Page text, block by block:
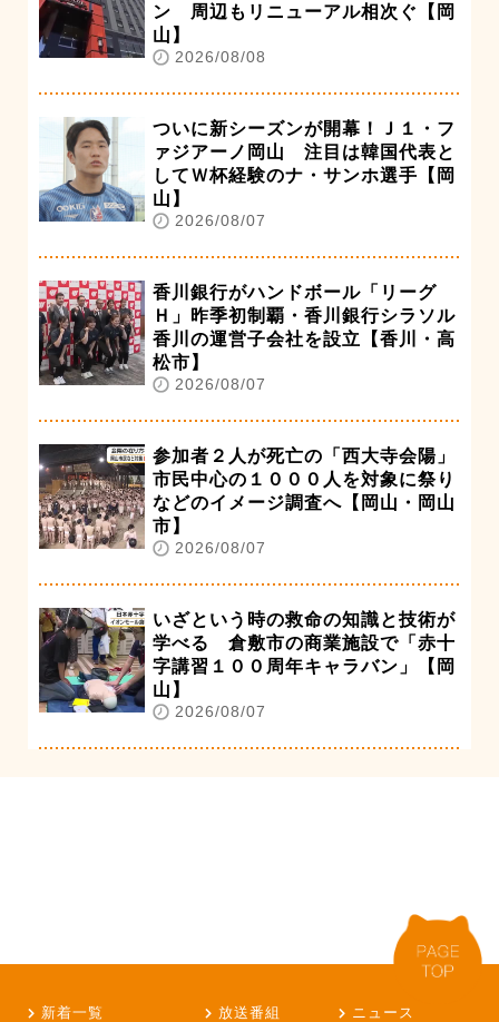
ン 周辺もリニューアル相次ぐ【岡
山】
2026/08/08
ついに新シーズンが開幕！Ｊ１・フ
ァジアーノ岡山 注目は韓国代表と
してＷ杯経験のナ・サンホ選手【岡
山】
2026/08/07
香川銀行がハンドボール「リーグ
Ｈ」昨季初制覇・香川銀行シラソル
香川の運営子会社を設立【香川・高
松市】
2026/08/07
参加者２人が死亡の「西大寺会陽」
市民中心の１０００人を対象に祭り
などのイメージ調査へ【岡山・岡山
市】
2026/08/07
いざという時の救命の知識と技術が
学べる 倉敷市の商業施設で「赤十
字講習１００周年キャラバン」【岡
山】
2026/08/07
新着一覧 放送番組
ニュース